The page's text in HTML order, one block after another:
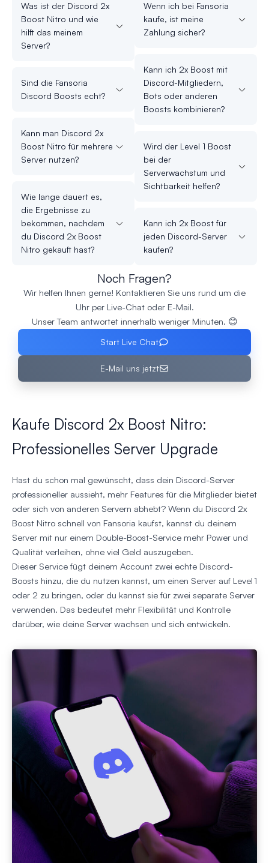
Was ist der Discord 2x
Boost Nitro und wie
hilft das meinem
Server?
Sind die Fansoria
Discord Boosts echt?
Kann man Discord 2x
Boost Nitro für mehrere
Server nutzen?
Wie lange dauert es,
die Ergebnisse zu
bekommen, nachdem
du Discord 2x Boost
Nitro gekauft hast?
Wenn ich bei Fansoria
kaufe, ist meine
Zahlung sicher?
Kann ich 2x Boost mit
Discord-Mitgliedern,
Bots oder anderen
Boosts kombinieren?
Wird der Level 1 Boost
bei der
Serverwachstum und
Sichtbarkeit helfen?
Kann ich 2x Boost für
jeden Discord-Server
kaufen?
Noch Fragen?
Wir helfen Ihnen gerne! Kontaktieren Sie uns rund um die
Uhr per Live-Chat oder E-Mail.
Unser Team antwortet innerhalb weniger Minuten. 😊
Start Live Chat
E-Mail uns jetzt
Kaufe Discord 2x Boost Nitro:
Professionelles Server Upgrade
Hast du schon mal gewünscht, dass dein Discord-Server
professioneller aussieht, mehr Features für die Mitglieder bietet
oder sich von anderen Servern abhebt? Wenn du Discord 2x
Boost Nitro schnell von Fansoria kaufst, kannst du deinem
Server mit nur einem Double-Boost-Service mehr Power und
Qualität verleihen, ohne viel Geld auszugeben.
Dieser Service fügt deinem Account zwei echte Discord-
Boosts hinzu, die du nutzen kannst, um einen Server auf Level 1
oder 2 zu bringen, oder du kannst sie für zwei separate Server
verwenden. Das bedeutet mehr Flexibilität und Kontrolle
darüber, wie deine Server wachsen und sich entwickeln.